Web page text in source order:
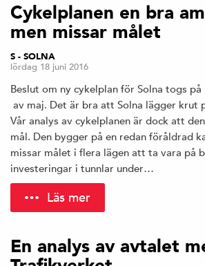
Cykelplanen en bra
men missar målet
S - SOLNA
lördag 18 juni 2016
Beslut om ny cykelplan för Solna togs
av maj. Det är bra att Solna lägger krut
Vår analys av cykelplanen är dock att
mål. Den bygger på en redan föråldrad
missar målet i flera lägen att ta vara på
investeringar i tunnlar under…
Läs mer
En analys av avtalet